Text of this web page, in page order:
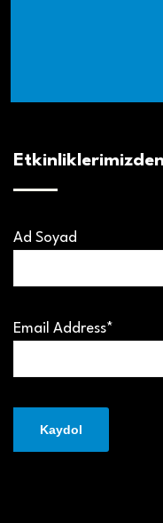
Ad Soyad
Email Address*